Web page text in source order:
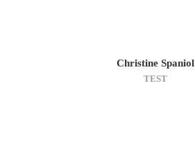
Christine Spaniol
TEST